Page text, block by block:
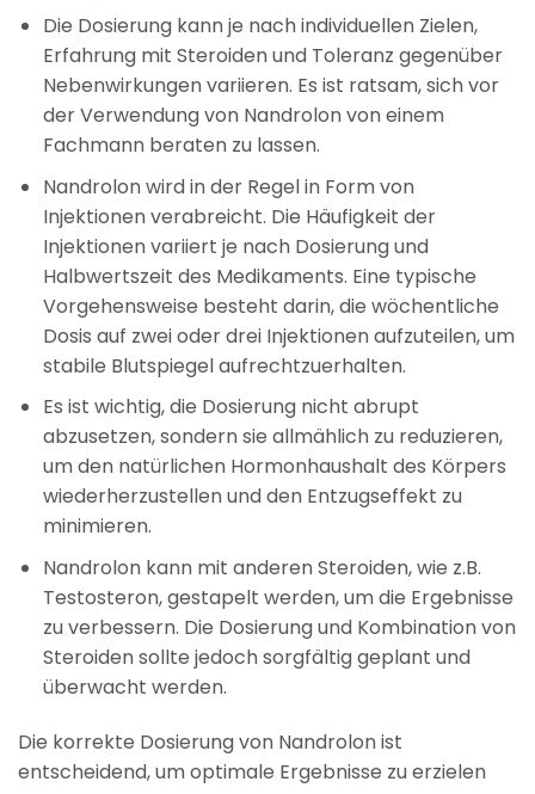
Die Dosierung kann je nach individuellen Zielen,
Erfahrung mit Steroiden und Toleranz gegenüber
Nebenwirkungen variieren. Es ist ratsam, sich vor
der Verwendung von Nandrolon von einem
Fachmann beraten zu lassen.
Nandrolon wird in der Regel in Form von
Injektionen verabreicht. Die Häufigkeit der
Injektionen variiert je nach Dosierung und
Halbwertszeit des Medikaments. Eine typische
Vorgehensweise besteht darin, die wöchentliche
Dosis auf zwei oder drei Injektionen aufzuteilen, um
stabile Blutspiegel aufrechtzuerhalten.
Es ist wichtig, die Dosierung nicht abrupt
abzusetzen, sondern sie allmählich zu reduzieren,
um den natürlichen Hormonhaushalt des Körpers
wiederherzustellen und den Entzugseffekt zu
minimieren.
Nandrolon kann mit anderen Steroiden, wie z.B.
Testosteron, gestapelt werden, um die Ergebnisse
zu verbessern. Die Dosierung und Kombination von
Steroiden sollte jedoch sorgfältig geplant und
überwacht werden.
Die korrekte Dosierung von Nandrolon ist
entscheidend, um optimale Ergebnisse zu erzielen